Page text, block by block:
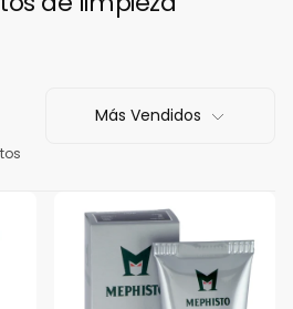
Más Vendidos